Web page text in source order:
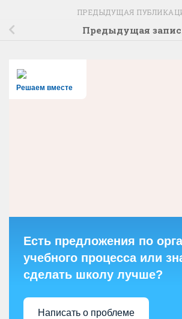
ПРЕДЫДУЩАЯ
Предыдущая
Решаем вместе
Есть предложения по
учебного процесса или
сделать школу лучше?
Написать о проблеме